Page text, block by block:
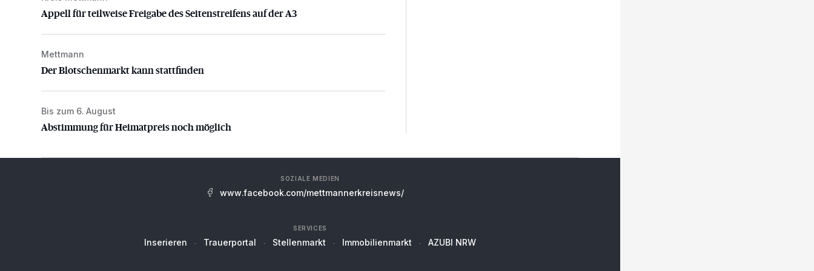
Appell für teilweise Freigabe des Seitenstreifens auf der A3
Der Blotschenmarkt kann stattfinden
Mettmann
Der Blotschenmarkt kann stattfinden
Abstimmung für Heimatpreis noch möglich
Bis zum 6. August
Abstimmung für Heimatpreis noch möglich
SOZIALE MEDIEN
www.facebook.com/mettmannerkreisnews/
SERVICES
Inserieren Trauerportal Stellenmarkt Immobilienmarkt AZUBI NRW